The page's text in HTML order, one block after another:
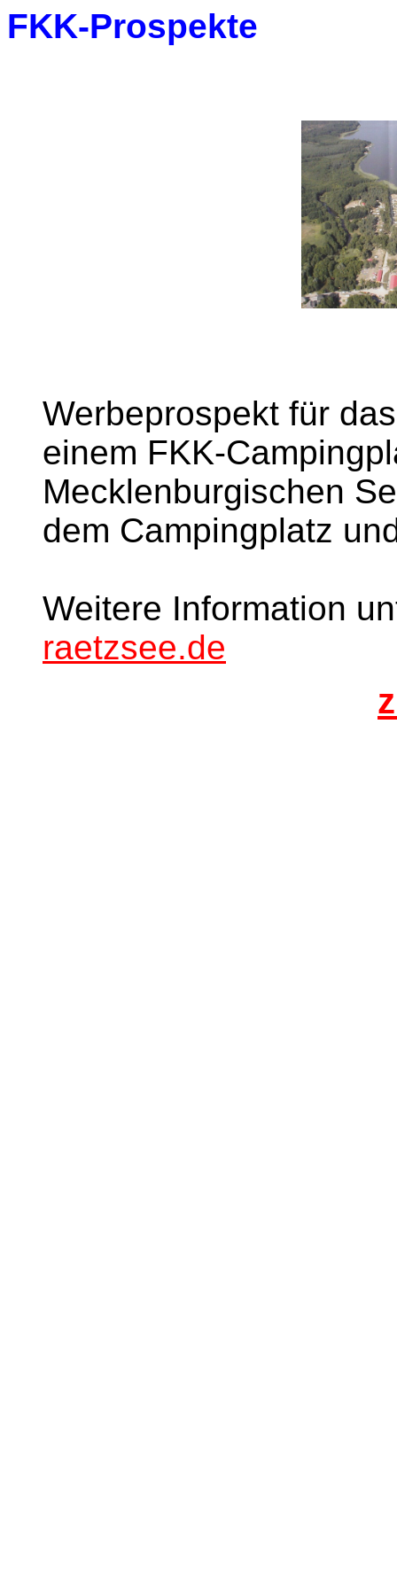
FKK-Prospekte
Werbeprospekt für
einem FKK-
Mecklenburgischen
dem Campingplatz
Weitere Information
raetzsee.de